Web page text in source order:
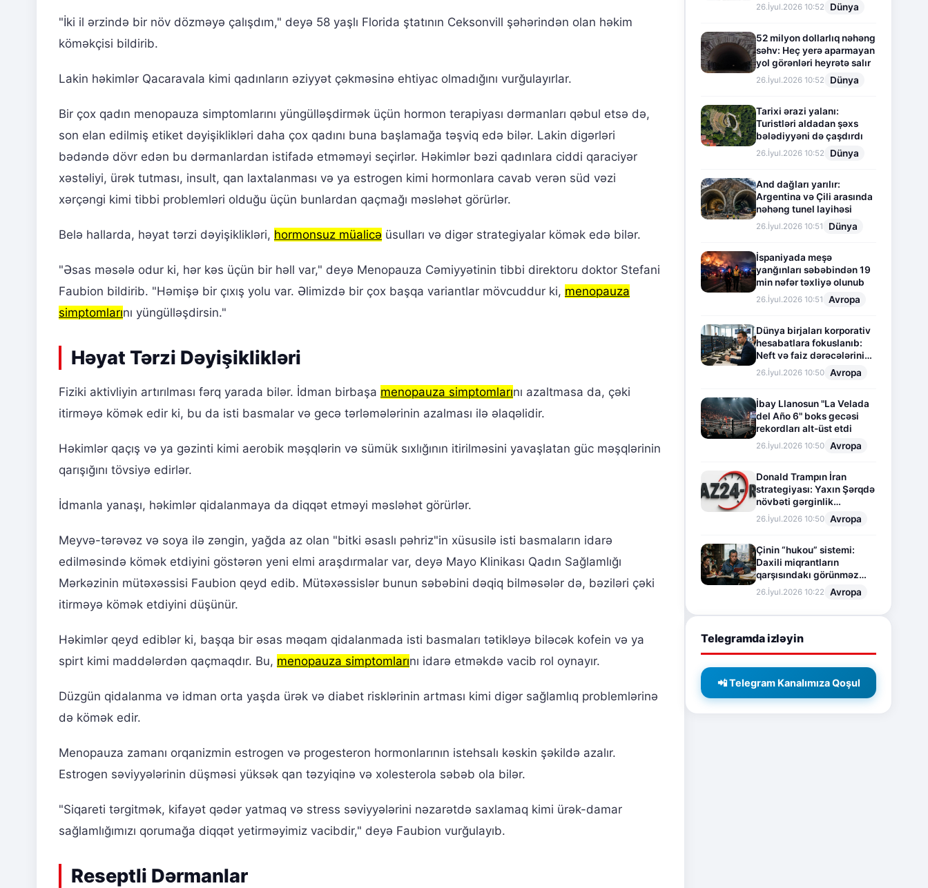
"İki il ərzində bir növ dözməyə çalışdım," deyə 58 yaşlı Florida ştatının Ceksonvill şəhərindən olan həkim
köməkçisi bildirib.
Lakin həkimlər Qacaravala kimi qadınların əziyyət çəkməsinə ehtiyac olmadığını vurğulayırlar.
Bir çox qadın menopauza simptomlarını yüngülləşdirmək üçün hormon terapiyası dərmanları qəbul etsə də,
son elan edilmiş etiket dəyişiklikləri daha çox qadını buna başlamağa təşviq edə bilər. Lakin digərləri
bədəndə dövr edən bu dərmanlardan istifadə etməməyi seçirlər. Həkimlər bəzi qadınlara ciddi qaraciyər
xəstəliyi, ürək tutması, insult, qan laxtalanması və ya estrogen kimi hormonlara cavab verən süd vəzi
xərçəngi kimi tibbi problemləri olduğu üçün bunlardan qaçmağı məsləhət görürlər.
Belə hallarda, həyat tərzi dəyişiklikləri, hormonsuz müalicə üsulları və digər strategiyalar kömək edə bilər.
"Əsas məsələ odur ki, hər kəs üçün bir həll var," deyə Menopauza Cəmiyyətinin tibbi direktoru doktor Stefani
Faubion bildirib. "Həmişə bir çıxış yolu var. Əlimizdə bir çox başqa variantlar mövcuddur ki, menopauza
simptomlarını yüngülləşdirsin."
Həyat Tərzi Dəyişiklikləri
Fiziki aktivliyin artırılması fərq yarada bilər. İdman birbaşa menopauza simptomlarını azaltmasa da, çəki
itirməyə kömək edir ki, bu da isti basmalar və gecə tərləmələrinin azalması ilə əlaqəlidir.
Həkimlər qaçış və ya gəzinti kimi aerobik məşqlərin və sümük sıxlığının itirilməsini yavaşlatan güc məşqlərinin
qarışığını tövsiyə edirlər.
İdmanla yanaşı, həkimlər qidalanmaya da diqqət etməyi məsləhət görürlər.
Meyvə-tərəvəz və soya ilə zəngin, yağda az olan "bitki əsaslı pəhriz"in xüsusilə isti basmaların idarə
edilməsində kömək etdiyini göstərən yeni elmi araşdırmalar var, deyə Mayo Klinikası Qadın Sağlamlığı
Mərkəzinin mütəxəssisi Faubion qeyd edib. Mütəxəssislər bunun səbəbini dəqiq bilməsələr də, bəziləri çəki
itirməyə kömək etdiyini düşünür.
Həkimlər qeyd ediblər ki, başqa bir əsas məqam qidalanmada isti basmaları tətikləyə biləcək kofein və ya
spirt kimi maddələrdən qaçmaqdır. Bu, menopauza simptomlarını idarə etməkdə vacib rol oynayır.
Düzgün qidalanma və idman orta yaşda ürək və diabet risklərinin artması kimi digər sağlamlıq problemlərinə
də kömək edir.
Menopauza zamanı orqanizmin estrogen və progesteron hormonlarının istehsalı kəskin şəkildə azalır.
Estrogen səviyyələrinin düşməsi yüksək qan təzyiqinə və xolesterola səbəb ola bilər.
"Siqareti tərgitmək, kifayət qədər yatmaq və stress səviyyələrini nəzarətdə saxlamaq kimi ürək-damar
sağlamlığımızı qorumağa diqqət yetirməyimiz vacibdir," deyə Faubion vurğulayıb.
Reseptli Dərmanlar
26.İyul.2026 10:52 Dünya
52 milyon dollarlıq nəhəng
səhv: Heç yerə aparmayan
yol görənləri heyrətə salır
26.İyul.2026 10:52 Dünya
Tarixi ərazi yalanı:
Turistləri aldadan şəxs
bələdiyyəni də çaşdırdı
26.İyul.2026 10:52 Dünya
And dağları yarılır:
Argentina və Çili arasında
nəhəng tunel layihəsi
26.İyul.2026 10:51 Dünya
İspaniyada meşə
yanğınları səbəbindən 19
min nəfər təxliyə olunub
26.İyul.2026 10:51 Avropa
Dünya birjaları korporativ
hesabatlara fokuslanıb:
Neft və faiz dərəcələrinin
təsiri altında cari vəziyyət
26.İyul.2026 10:50 Avropa
İbay Llanosun "La Velada
del Año 6" boks gecəsi
rekordları alt-üst etdi
26.İyul.2026 10:50 Avropa
Donald Trampın İran
strategiyası: Yaxın Şərqdə
növbəti gərginlik
mərhələsi
26.İyul.2026 10:50 Avropa
Çinin “hukou” sistemi:
Daxili miqrantların
qarşısındakı görünməz
sədd
26.İyul.2026 10:22 Avropa
Telegramda izləyin
📲 Telegram Kanalımıza Qoşul